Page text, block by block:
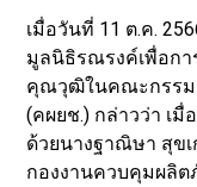
เมื่อวันที่ 11 ต.ค.
มูลนิธิรณรงค์เพื่อกา
คุณวุฒิในคณะกรรม
(คผยช.) กล่าวว่า เ
ด้วยนางฐาณิษา สุข
กองงานควบคุมผลิ